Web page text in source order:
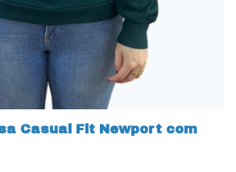
Casual Fit Newport com